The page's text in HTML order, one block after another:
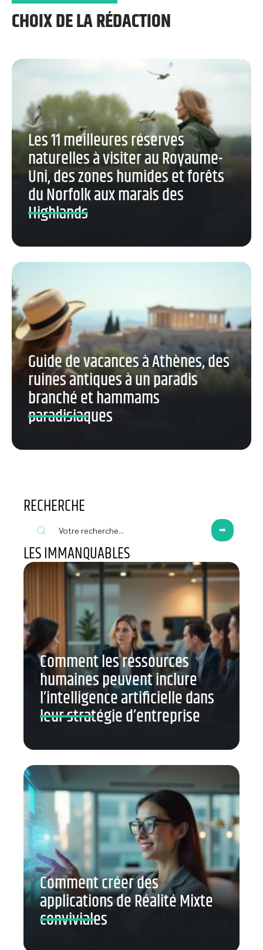
CHOIX DE LA RÉDACTION
Les 11 meilleures réserves
naturelles à visiter au Royaume-
Uni, des zones humides et forêts
du Norfolk aux marais des
Highlands
Guide de vacances à Athènes, des
ruines antiques à un paradis
branché et hammams
paradisiaques
RECHERCHE
LES IMMANQUABLES
Comment les ressources
humaines peuvent inclure
l’intelligence artificielle dans
leur stratégie d’entreprise
Comment créer des
applications de Réalité Mixte
conviviales